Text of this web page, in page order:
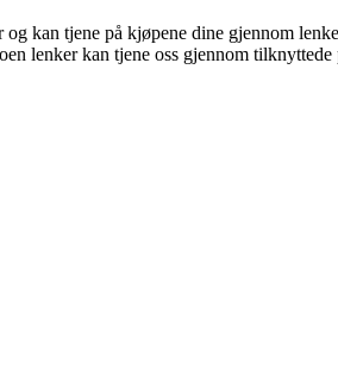
kan tjene på kjøpene dine gjennom
lenker kan tjene oss gjennom